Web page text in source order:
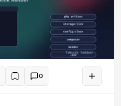
+ 0